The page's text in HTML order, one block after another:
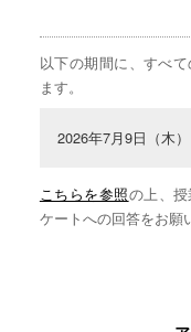
以下の期間に、すべ
ます。
2026年7月9日（木
こちらを参照の上、
ケートへの回答をお願